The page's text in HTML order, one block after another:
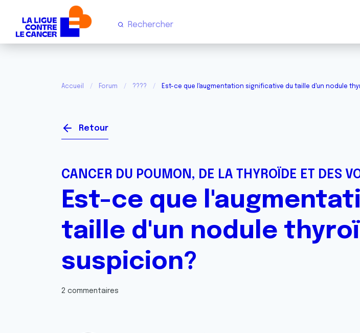
Accueil Forum ???? Est-ce que l'augmentation significative du taille d'un nodule
Retour
CANCER DU POUMON, DE LA THYROÏDE ET DES
Est-ce que
taille d'un nodule
suspicion?
2 commentaires